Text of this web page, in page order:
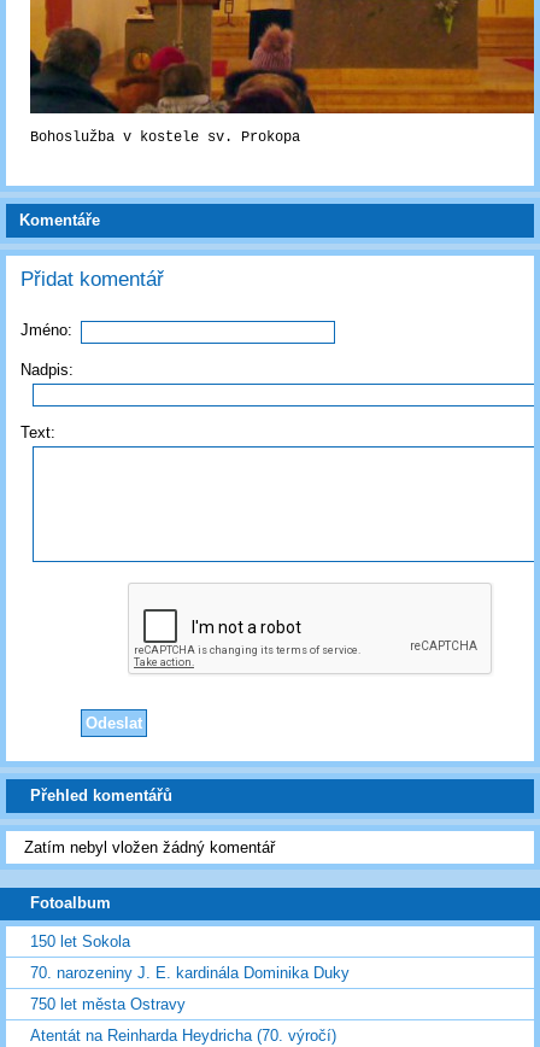
Bohoslužba v kostele sv. Prokopa
Komentáře
Přidat komentář
Jméno:
Nadpis:
Text:
Přehled komentářů
Zatím nebyl vložen žádný komentář
Fotoalbum
150 let Sokola
70. narozeniny J. E. kardinála Dominika Duky
750 let města Ostravy
Atentát na Reinharda Heydricha (70. výročí)